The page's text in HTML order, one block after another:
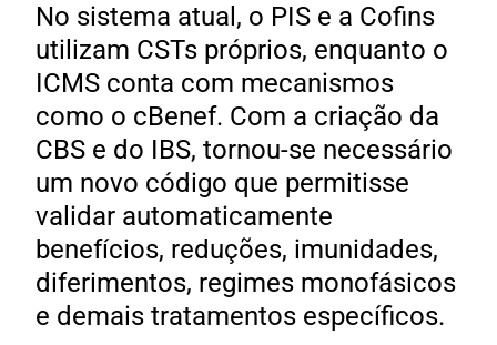
No sistema atual, o PIS e a Cofins
utilizam CSTs próprios, enquanto o
ICMS conta com mecanismos
como o cBenef. Com a criação da
CBS e do IBS, tornou-se necessário
um novo código que permitisse
validar automaticamente
benefícios, reduções, imunidades,
diferimentos, regimes monofásicos
e demais tratamentos específicos.